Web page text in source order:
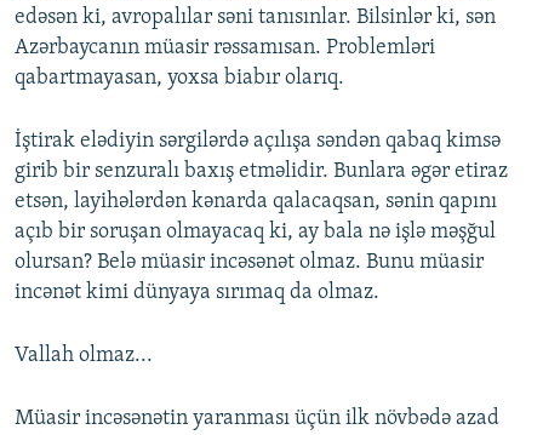
edəsən ki, avropalılar səni tanısınlar. Bilsinlər ki, sən
Azərbaycanın müasir rəssamısan. Problemləri
qabartmayasan, yoxsa biabır olarıq.
İştirak elədiyin sərgilərdə açılışa səndən qabaq kimsə
girib bir senzuralı baxış etməlidir. Bunlara əgər etiraz
etsən, layihələrdən kənarda qalacaqsan, sənin qapını
açıb bir soruşan olmayacaq ki, ay bala nə işlə məşğul
olursan? Belə müasir incəsənət olmaz. Bunu müasir
incənət kimi dünyaya sırımaq da olmaz.
Vallah olmaz...
Müasir incəsənətin yaranması üçün ilk növbədə azad